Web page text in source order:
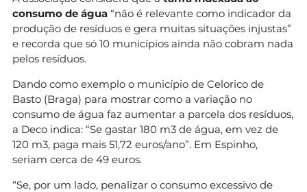
consumo de água “não é relevante como indicador da
produção de resíduos e gera muitas situações injustas”
e recorda que só 10 municípios ainda não cobram nada
pelos resíduos.
Dando como exemplo o município de Celorico de
Basto (Braga) para mostrar como a variação no
consumo de água faz aumentar a parcela dos resíduos,
a Deco indica: “Se gastar 180 m3 de água, em vez de
120 m3, paga mais 51,72 euros/ano”. Em Espinho,
seriam cerca de 49 euros.
“Se, por um lado, penalizar o consumo excessivo de